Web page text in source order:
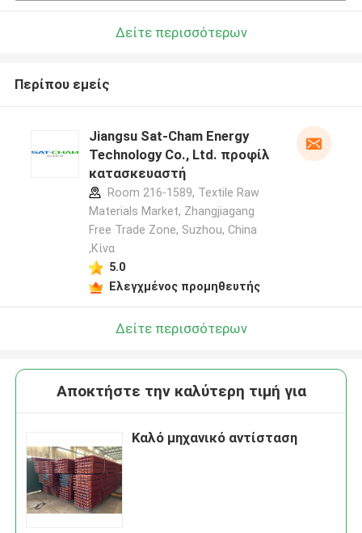
Δείτε περισσότερων
Περίπου εμείς
Jiangsu Sat-Cham Energy
Technology Co., Ltd. προφίλ
κατασκευαστή
Room 216-1589, Textile Raw
Materials Market, Zhangjiagang
Free Trade Zone, Suzhou, China
,Κίνα
5.0
Ελεγχμένος προμηθευτής
Δείτε περισσότερων
Αποκτήστε την καλύτερη τιμή για
Καλό μηχανικό αντίσταση